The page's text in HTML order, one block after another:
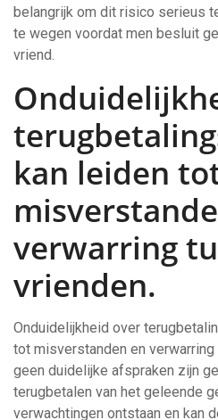
belangrijk om dit risico serieus
te wegen voordat men besluit
vriend.
kan leiden
verwarring
vrienden.
Onduidelijkheid over
tot misverstanden en
geen duidelijke afspraken zijn
terugbetalen van het geleende
verwachtingen ontstaan en kan